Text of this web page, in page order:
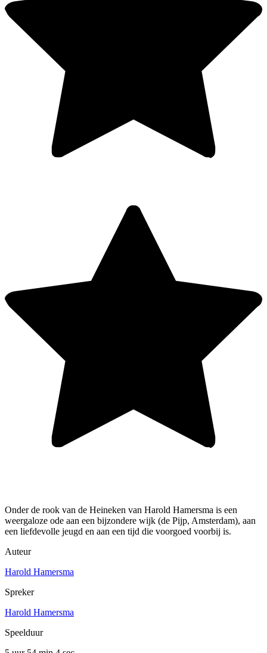
Onder de rook van de Heineken van Harold Hamersma is een
weergaloze ode aan een bijzondere wijk (de Pijp, Amsterdam), aan
een liefdevolle jeugd en aan een tijd die voorgoed voorbij is.
Auteur
Harold Hamersma
Spreker
Harold Hamersma
Speelduur